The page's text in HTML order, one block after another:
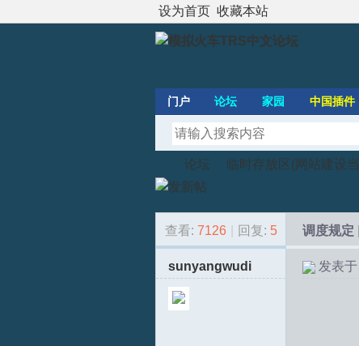
设为首页 收藏本站
门户 论坛 家园 中国插件
模»
论坛
›
临时存放区(网站建设
查看: 7126 回复: 5 调度规定
sunyangwudi 发表